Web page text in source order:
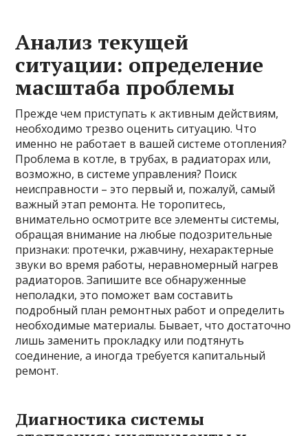
Анализ текущей
ситуации: определение
масштаба проблемы
Прежде чем приступать к активным действиям,
необходимо трезво оценить ситуацию. Что
именно не работает в вашей системе отопления?
Проблема в котле, в трубах, в радиаторах или,
возможно, в системе управления? Поиск
неисправности – это первый и, пожалуй, самый
важный этап ремонта. Не торопитесь,
внимательно осмотрите все элементы системы,
обращая внимание на любые подозрительные
признаки: протечки, ржавчину, нехарактерные
звуки во время работы, неравномерный нагрев
радиаторов. Запишите все обнаруженные
неполадки, это поможет вам составить
подробный план ремонтных работ и определить
необходимые материалы. Бывает, что достаточно
лишь заменить прокладку или подтянуть
соединение, а иногда требуется капитальный
ремонт.
Диагностика системы